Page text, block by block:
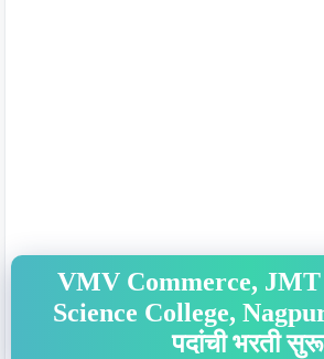
VMV Commerce,
Science College,
पदांची भरती